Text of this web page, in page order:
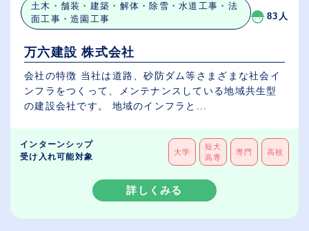
土木・舗装・建築・解体・除雪・水道工事・法
面工事・造園工事
83人
万六建設 株式会社
会社の特徴 当社は道路、砂防ダム等さまざまな社会イ
ンフラをつくって、メンテナンスしている地域共生型
の建設会社です。 地域のインフラと...
インターンシップ
受け入れ可能対象
大学
短大
高専
専門 高校
詳しくみる